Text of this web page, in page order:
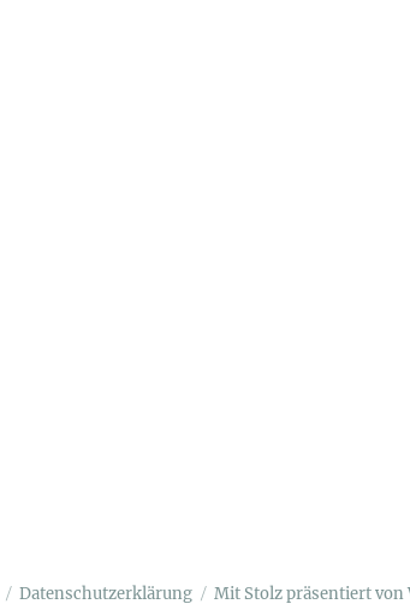
Datenschutzerklärung Mit Stolz präsentiert von